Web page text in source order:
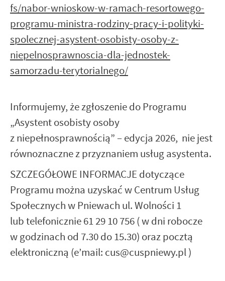
fs/nabor-wnioskow-w-ramach-resortowego-
programu-ministra-rodziny-pracy-i-polityki-
spolecznej-asystent-osobisty-osoby-z-
niepelnosprawnoscia-dla-jednostek-
samorzadu-terytorialnego/
Informujemy, że zgłoszenie do Programu
„Asystent osobisty osoby
z niepełnosprawnością” – edycja 2026, nie jest
równoznaczne z przyznaniem usług asystenta.
SZCZEGÓŁOWE INFORMACJE dotyczące
Programu można uzyskać w Centrum Usług
Społecznych w Pniewach ul. Wolności 1
lub telefonicznie 61 29 10 756 ( w dni robocze
w godzinach od 7.30 do 15.30) oraz pocztą
elektroniczną (e’mail: cus@cuspniewy.pl )